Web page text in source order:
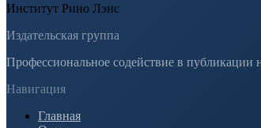
Институт Рино Лэнс
Издательская группа
Профессиональное содействие в публикации
Навигация
Главная